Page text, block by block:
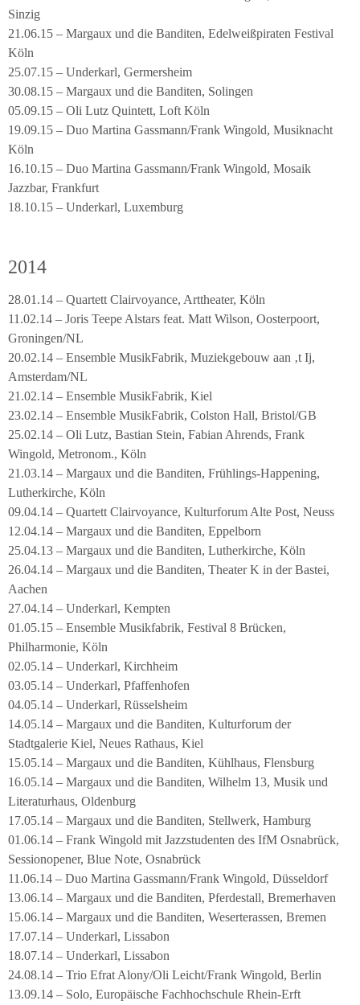
Sinzig
21.06.15 – Margaux und die Banditen, Edelweißpiraten Festival
Köln
25.07.15 – Underkarl, Germersheim
30.08.15 – Margaux und die Banditen, Solingen
05.09.15 – Oli Lutz Quintett, Loft Köln
19.09.15 – Duo Martina Gassmann/Frank Wingold, Musiknacht
Köln
16.10.15 – Duo Martina Gassmann/Frank Wingold, Mosaik
Jazzbar, Frankfurt
18.10.15 – Underkarl, Luxemburg
2014
28.01.14 – Quartett Clairvoyance, Arttheater, Köln
11.02.14 – Joris Teepe Alstars feat. Matt Wilson, Oosterpoort,
Groningen/NL
20.02.14 – Ensemble MusikFabrik, Muziekgebouw aan ‚t Ij,
Amsterdam/NL
21.02.14 – Ensemble MusikFabrik, Kiel
23.02.14 – Ensemble MusikFabrik, Colston Hall, Bristol/GB
25.02.14 – Oli Lutz, Bastian Stein, Fabian Ahrends, Frank
Wingold, Metronom., Köln
21.03.14 – Margaux und die Banditen, Frühlings-Happening,
Lutherkirche, Köln
09.04.14 – Quartett Clairvoyance, Kulturforum Alte Post, Neuss
12.04.14 – Margaux und die Banditen, Eppelborn
25.04.13 – Margaux und die Banditen, Lutherkirche, Köln
26.04.14 – Margaux und die Banditen, Theater K in der Bastei,
Aachen
27.04.14 – Underkarl, Kempten
01.05.15 – Ensemble Musikfabrik, Festival 8 Brücken,
Philharmonie, Köln
02.05.14 – Underkarl, Kirchheim
03.05.14 – Underkarl, Pfaffenhofen
04.05.14 – Underkarl, Rüsselsheim
14.05.14 – Margaux und die Banditen, Kulturforum der
Stadtgalerie Kiel, Neues Rathaus, Kiel
15.05.14 – Margaux und die Banditen, Kühlhaus, Flensburg
16.05.14 – Margaux und die Banditen, Wilhelm 13, Musik und
Literaturhaus, Oldenburg
17.05.14 – Margaux und die Banditen, Stellwerk, Hamburg
01.06.14 – Frank Wingold mit Jazzstudenten des IfM Osnabrück,
Sessionopener, Blue Note, Osnabrück
11.06.14 – Duo Martina Gassmann/Frank Wingold, Düsseldorf
13.06.14 – Margaux und die Banditen, Pferdestall, Bremerhaven
15.06.14 – Margaux und die Banditen, Weserterassen, Bremen
17.07.14 – Underkarl, Lissabon
18.07.14 – Underkarl, Lissabon
24.08.14 – Trio Efrat Alony/Oli Leicht/Frank Wingold, Berlin
13.09.14 – Solo, Europäische Fachhochschule Rhein-Erft